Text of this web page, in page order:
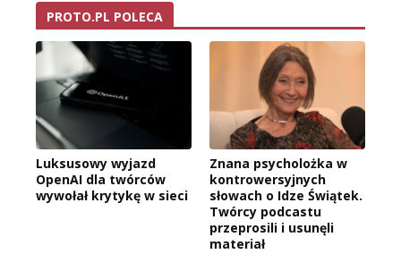
PROTO.PL POLECA
Luksusowy wyjazd
OpenAI dla twórców
wywołał krytykę w sieci
Znana psycholożka w
kontrowersyjnych
słowach o Idze Świątek.
Twórcy podcastu
przeprosili i usunęli
materiał